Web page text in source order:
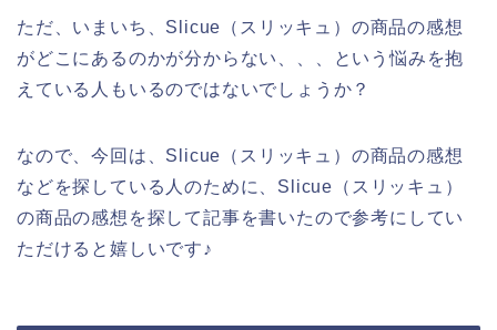
ただ、いまいち、Slicue（スリッキュ）の商品の感想
がどこにあるのかが分からない、、、という悩みを抱
えている人もいるのではないでしょうか？
なので、今回は、Slicue（スリッキュ）の商品の感想
などを探している人のために、Slicue（スリッキュ）
の商品の感想を探して記事を書いたので参考にしてい
ただけると嬉しいです♪